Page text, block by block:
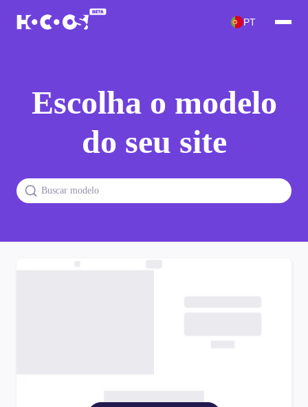
PT
Escolha o modelo
do seu site